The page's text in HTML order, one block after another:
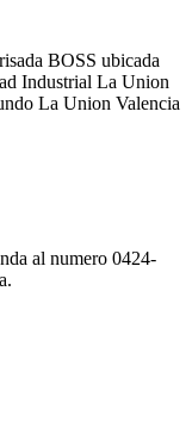
BOSS ubicada
Industrial La Union
La Union Valencia
al numero 0424-